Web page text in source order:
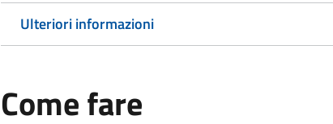
Ulteriori informazioni
Come fare